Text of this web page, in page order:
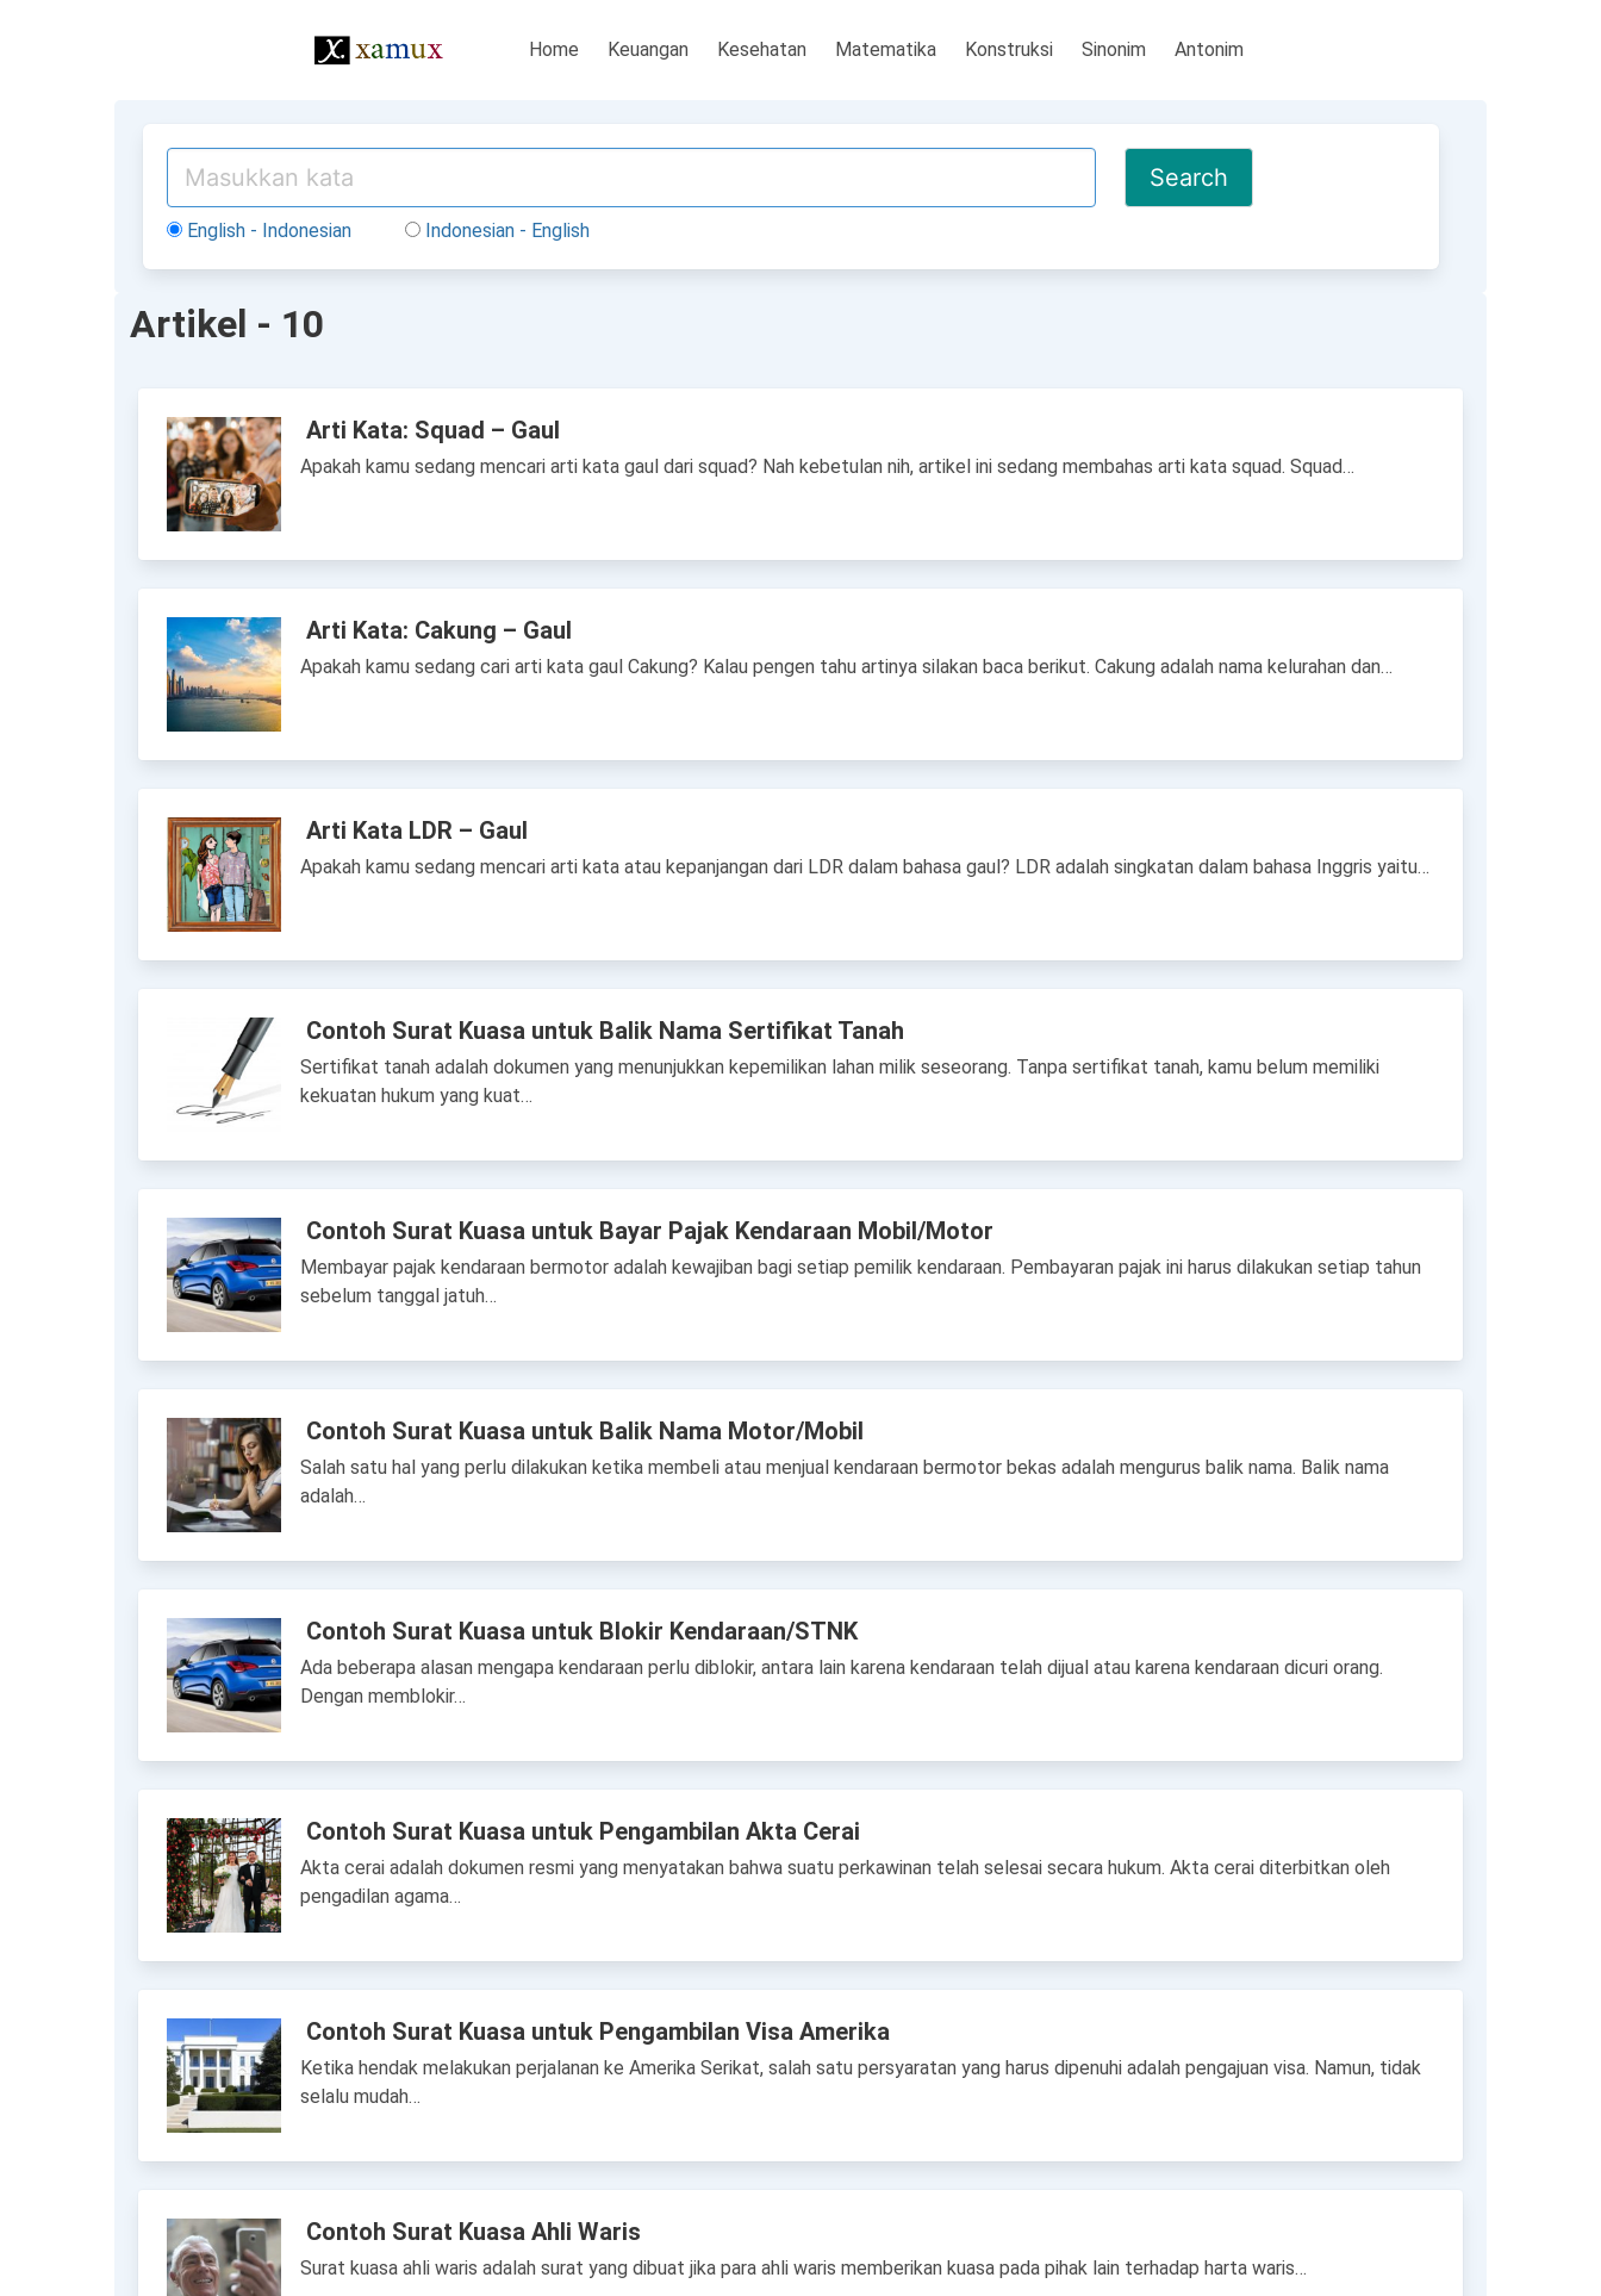
Home Keuangan Kesehatan Matematika Konstruksi Sinonim Antonim
English - Indonesian Indonesian - English
Artikel - 10
Arti Kata: Squad – Gaul
Apakah kamu sedang mencari arti kata gaul dari squad? Nah kebetulan nih, artikel ini sedang membahas arti kata squad. Squad…
Arti Kata: Cakung – Gaul
Apakah kamu sedang cari arti kata gaul Cakung? Kalau pengen tahu artinya silakan baca berikut. Cakung adalah nama kelurahan dan…
Arti Kata LDR – Gaul
Apakah kamu sedang mencari arti kata atau kepanjangan dari LDR dalam bahasa gaul? LDR adalah singkatan dalam bahasa Inggris yaitu…
Contoh Surat Kuasa untuk Balik Nama Sertifikat Tanah
Sertifikat tanah adalah dokumen yang menunjukkan kepemilikan lahan milik seseorang. Tanpa sertifikat tanah, kamu belum memiliki
kekuatan hukum yang kuat…
Contoh Surat Kuasa untuk Bayar Pajak Kendaraan Mobil/Motor
Membayar pajak kendaraan bermotor adalah kewajiban bagi setiap pemilik kendaraan. Pembayaran pajak ini harus dilakukan setiap tahun
sebelum tanggal jatuh…
Contoh Surat Kuasa untuk Balik Nama Motor/Mobil
Salah satu hal yang perlu dilakukan ketika membeli atau menjual kendaraan bermotor bekas adalah mengurus balik nama. Balik nama
adalah…
Contoh Surat Kuasa untuk Blokir Kendaraan/STNK
Ada beberapa alasan mengapa kendaraan perlu diblokir, antara lain karena kendaraan telah dijual atau karena kendaraan dicuri orang.
Dengan memblokir…
Contoh Surat Kuasa untuk Pengambilan Akta Cerai
Akta cerai adalah dokumen resmi yang menyatakan bahwa suatu perkawinan telah selesai secara hukum. Akta cerai diterbitkan oleh
pengadilan agama…
Contoh Surat Kuasa untuk Pengambilan Visa Amerika
Ketika hendak melakukan perjalanan ke Amerika Serikat, salah satu persyaratan yang harus dipenuhi adalah pengajuan visa. Namun, tidak
selalu mudah…
Contoh Surat Kuasa Ahli Waris
Surat kuasa ahli waris adalah surat yang dibuat jika para ahli waris memberikan kuasa pada pihak lain terhadap harta waris…